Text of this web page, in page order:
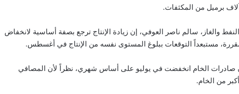
والغاز، سالم ناصر العوفي، إن زيادة الإنتاج ترجع بصفة أساسية لانخفاض
مستبعداً التوقعات ببلوغ المستوى نفسه من الإنتاج في أغسطس.
صادرات الخام انخفضت في يوليو على أساس شهري، نظراً لأن المصافي
من الخام.